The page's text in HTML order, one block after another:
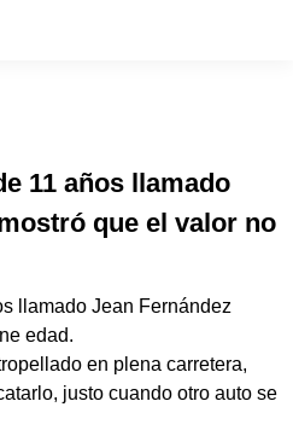
11 años llamado
que el valor no
llamado Jean Fernández
edad.
en plena carretera,
justo cuando otro auto se